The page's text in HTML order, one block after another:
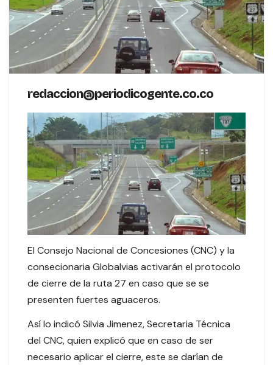
redaccion@periodicogente.co.co
El Consejo Nacional de Concesiones (CNC) y la
consecionaria Globalvias activarán el protocolo
de cierre de la ruta 27 en caso que se se
presenten fuertes aguaceros.
Así lo indicó Silvia Jimenez, Secretaria Técnica
del CNC, quien explicó que en caso de ser
necesario aplicar el cierre, este se darían de